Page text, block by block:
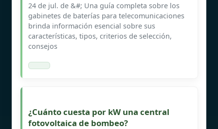
24 de jul. de &#; Una guía completa sobre los
gabinetes de baterías para telecomunicaciones
brinda información esencial sobre sus
características, tipos, criterios de selección,
consejos
¿Cuánto cuesta por kW una central
fotovoltaica de bombeo?